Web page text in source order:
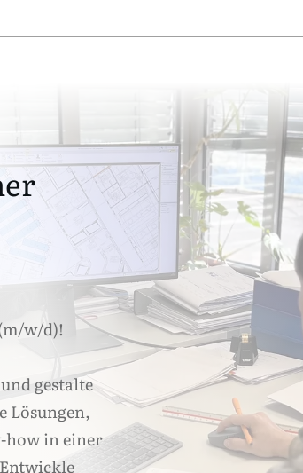
w/d)!
gestalte
Lösungen,
how in einer